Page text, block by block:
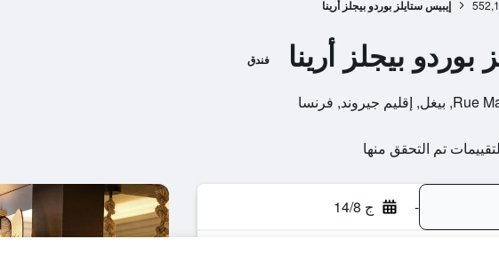
إيبيس ستايلز بوردو بيجلز أرينا
بيجلز أرينا فندق
- ج 14/8